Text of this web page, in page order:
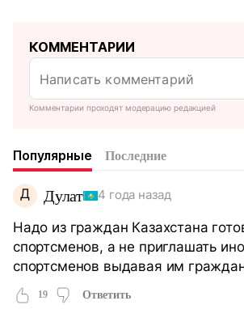
КОММЕНТАРИИ
Комментарии проходят модерацию редакцией
Популярные Последние
Д Дулат 4 года назад
Надо из граждан Казахстана
спортсменов, а не приглашать
спортсменов выдавая им
19 Ответить